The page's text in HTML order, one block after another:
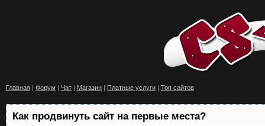
Главная | Форум | Чат | Магазин | Платные услуги | Топ сайтов
Как продвинуть сайт на первые места?